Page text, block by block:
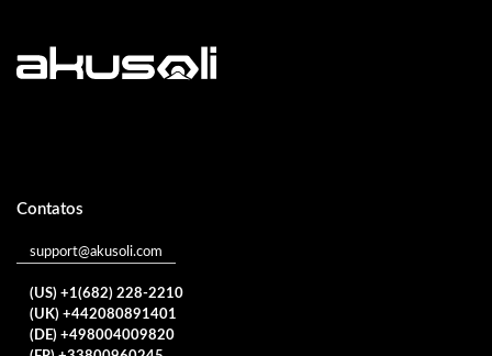
Contatos
support@akusoli.com
(US) +1(682) 228-2210
(UK) +442080891401
(DE) +498004009820